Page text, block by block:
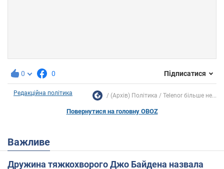
0 0 Підписатися
Редакційна політика (Архів) Політика Telenor більше не...
Повернутися на головну OBOZ
Важливе
Дружина тяжкохворого Джо Байдена назвала